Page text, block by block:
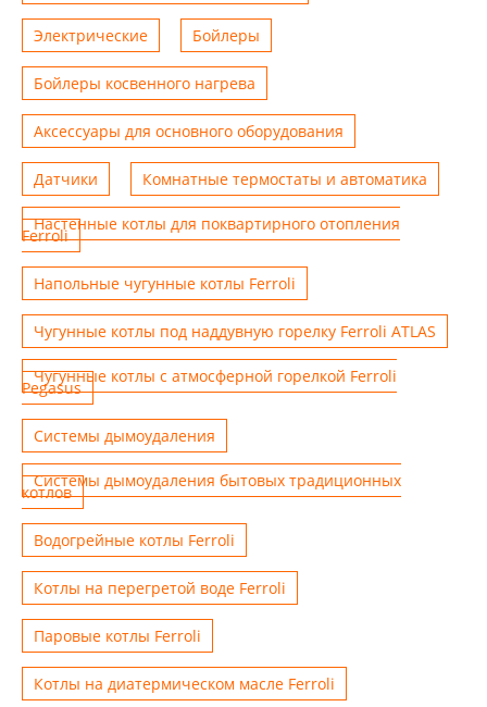
Электрические Бойлеры
Бойлеры косвенного нагрева
Аксессуары для основного оборудования
Датчики Комнатные термостаты и автоматика
Настенные котлы для поквартирного отопления
Ferroli
Напольные чугунные котлы Ferroli
Чугунные котлы под наддувную горелку Ferroli ATLAS
Чугунные котлы с атмосферной горелкой Ferroli
Pegasus
Системы дымоудаления
Системы дымоудаления бытовых традиционных
котлов
Водогрейные котлы Ferroli
Котлы на перегретой воде Ferroli
Паровые котлы Ferroli
Котлы на диатермическом масле Ferroli